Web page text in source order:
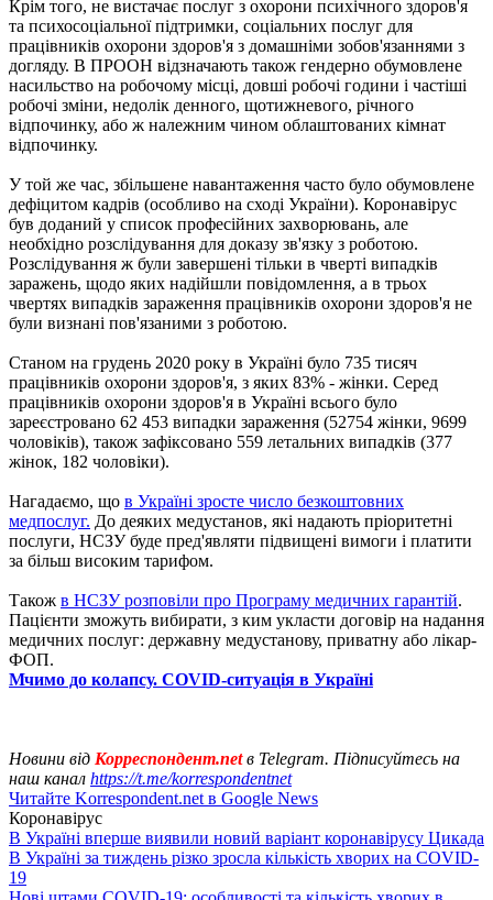
Крім того, не вистачає послуг з охорони психічного здоров'я
та психосоціальної підтримки, соціальних послуг для
працівників охорони здоров'я з домашніми зобов'язаннями з
догляду. В ПРООН відзначають також гендерно обумовлене
насильство на робочому місці, довші робочі години і частіші
робочі зміни, недолік денного, щотижневого, річного
відпочинку, або ж належним чином облаштованих кімнат
відпочинку.
У той же час, збільшене навантаження часто було обумовлене ​​
дефіцитом кадрів (особливо на сході України). Коронавірус
був доданий у список професійних захворювань, але
необхідно розслідування для доказу зв'язку з роботою.
Розслідування ж були завершені тільки в чверті випадків
заражень, щодо яких надійшли повідомлення, а в трьох
чвертях випадків зараження працівників охорони здоров'я не
були визнані пов'язаними з роботою.
Станом на грудень 2020 року в Україні було 735 тисяч
працівників охорони здоров'я, з яких 83% - жінки. Серед
працівників охорони здоров'я в Україні всього було
зареєстровано 62 453 випадки зараження (52754 жінки, 9699
чоловіків), також зафіксовано 559 летальних випадків (377
жінок, 182 чоловіки).
Нагадаємо, що в Україні зросте число безкоштовних
медпослуг. До деяких медустанов, які надають пріоритетні
послуги, НСЗУ буде пред'являти підвищені вимоги і платити
за більш високим тарифом.
Також в НСЗУ розповіли про Програму медичних гарантій.
Пацієнти зможуть вибирати, з ким укласти договір на надання
медичних послуг: державну медустанову, приватну або лікар-
ФОП.
Мчимо до колапсу. COVID-ситуація в Україні
Новини від Корреспондент.netв Telegram. Підписуйтесь на
наш канал https://t.me/korrespondentnet
Читайте Korrespondent.net в Google News
Коронавірус
В Україні вперше виявили новий варіант коронавірусу Цикада
В Україні за тиждень різко зросла кількість хворих на COVID-
19